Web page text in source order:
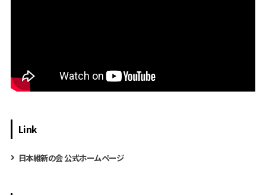
Link
日本維新の会 公式ホームページ